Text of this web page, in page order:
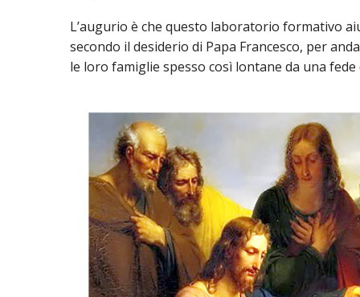
CARITAS
CENTRO
DIACONATO
ECONOMATO
L’augurio è che questo laboratorio formativo
secondo il desiderio di Papa Francesco, per
le loro famiglie spesso così lontane da una fede